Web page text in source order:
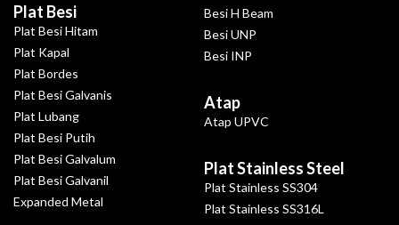
Plat Besi
Plat Besi Hitam
Plat Kapal
Plat Bordes
Plat Besi Galvanis
Plat Lubang
Plat Besi Putih
Plat Besi Galvalum
Plat Besi Galvanil
Expanded Metal
Besi H Beam
Besi UNP
Besi INP
Atap
Atap UPVC
Plat Stainless Steel
Plat Stainless SS304
Plat Stainless SS316L